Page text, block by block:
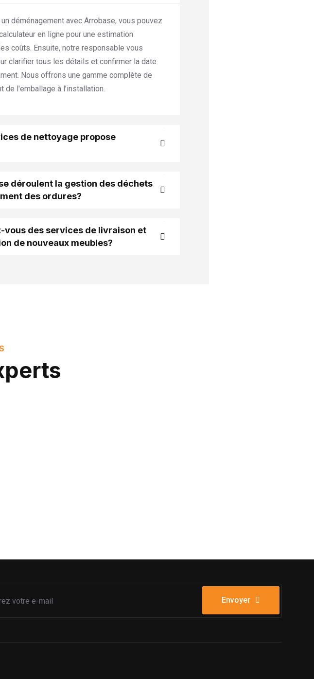
déménagement avec Arrobase, vous pouvez
en ligne pour une estimation
coûts. Ensuite, notre responsable vous
clarifier tous les détails et confirmer la date
Nous offrons une gamme complète de
de l'emballage à l’installation
de nettoyage propose
déroulent la gestion des déchets
des ordures?
vous des services de livraison et
de nouveaux meubles?
Envoyer